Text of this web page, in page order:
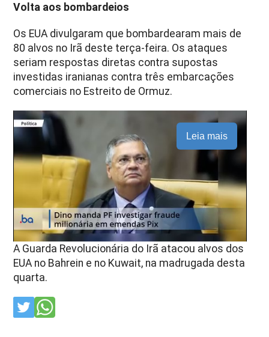
Volta aos bombardeios
Os EUA divulgaram que bombardearam mais de
80 alvos no Irã deste terça-feira. Os ataques
seriam respostas diretas contra supostas
investidas iranianas contra três embarcações
comerciais no Estreito de Ormuz.
Leia mais
A Guarda Revolucionária do Irã atacou alvos dos
EUA no Bahrein e no Kuwait, na madrugada desta
quarta.